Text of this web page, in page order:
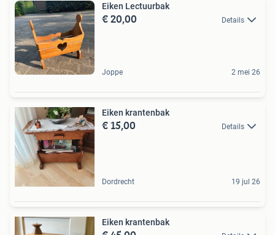
Eiken Lectuurbak
€ 20,00 Details
Joppe 2 mei 26
Eiken krantenbak
€ 15,00 Details
Dordrecht 19 jul 26
Eiken krantenbak